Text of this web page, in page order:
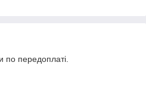
по передоплаті.